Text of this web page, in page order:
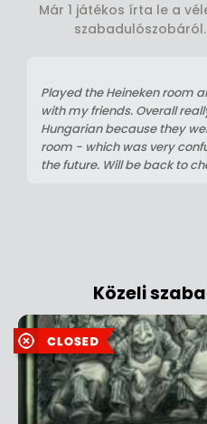
Már 1 játékos írta le a
Played the Heineken room
with my friends. Overall
Hungarian because they
room - which was very
the future. Will be back to
Közeli